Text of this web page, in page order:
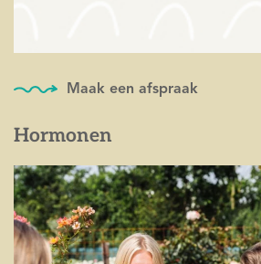
Maak een afspraak
Hormonen